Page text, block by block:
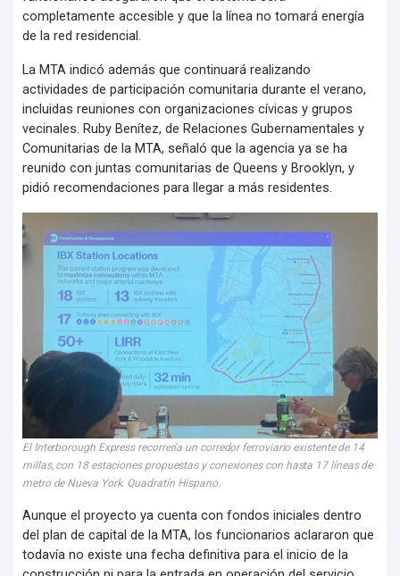
completamente accesible y que la línea no tomará energía
de la red residencial.
La MTA indicó además que continuará realizando
actividades de participación comunitaria durante el verano,
incluidas reuniones con organizaciones cívicas y grupos
vecinales. Ruby Benítez, de Relaciones Gubernamentales y
Comunitarias de la MTA, señaló que la agencia ya se ha
reunido con juntas comunitarias de Queens y Brooklyn, y
pidió recomendaciones para llegar a más residentes.
El Interborough Express recorrería un corredor ferroviario existente de 14
millas, con 18 estaciones propuestas y conexiones con hasta 17 líneas de
metro de Nueva York. Quadratín Hispano.
Aunque el proyecto ya cuenta con fondos iniciales dentro
del plan de capital de la MTA, los funcionarios aclararon que
todavía no existe una fecha definitiva para el inicio de la